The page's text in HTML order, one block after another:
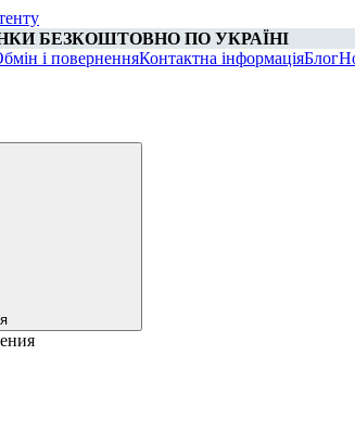
БЕЗКОШТОВНО ПО УКРАЇНІ
і поверненняКонтактна інформаціяБлог